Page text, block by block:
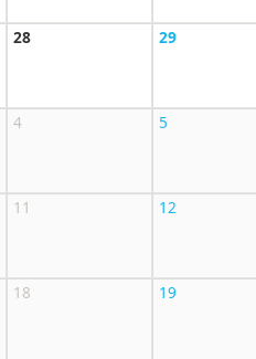
28 29
4 5
11 12
18 19